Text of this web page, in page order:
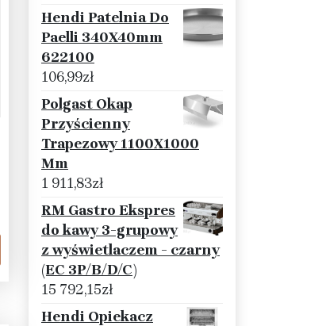
Hendi Patelnia Do
Paelli 340X40mm
622100
106,99zł
Polgast Okap
Przyścienny
Trapezowy 1100X1000
Mm
1 911,83zł
RM Gastro Ekspres
do kawy 3-grupowy
z wyświetlaczem - czarny
(EC 3P/B/D/C)
15 792,15zł
Hendi Opiekacz